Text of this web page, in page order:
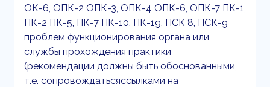
ОК-6, ОПК-2 ОПК-3, ОПК-4 ОПК-6, ОПК-7 ПК-1,
ПК-2 ПК-5, ПК-7 ПК-10, ПК-19, ПСК 8, ПСК-9
проблем функционирования органа или
службы прохождения практики
(рекомендации должны быть обоснованными,
т.е. сопровождатьсяссылками на